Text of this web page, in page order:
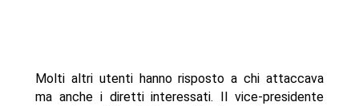
Molti altri utenti hanno risposto a chi attaccava
ma anche i diretti interessati. Il vice-presidente